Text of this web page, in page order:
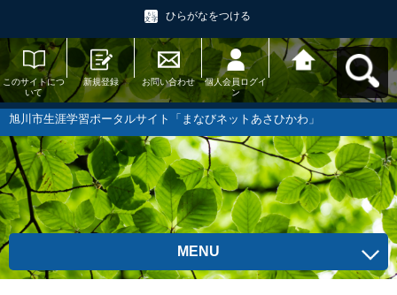
ひらがなをつける
このサイトにつ
いて
新規登録 お問い合わせ
個人会員ログイ
ン
旭川市生涯学習
ポータルサイト
「まなびネット
あさひかわ」へ
戻る
旭川市生涯学習ポータルサイト「まなびネットあさひかわ」
MENU